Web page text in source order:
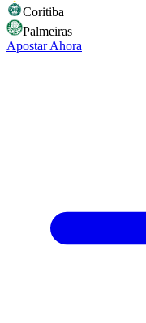
Coritiba
Palmeiras
Apostar Ahora